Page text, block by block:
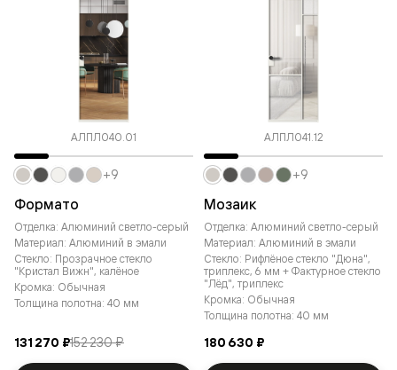
АЛПЛ040.01
Формато
Отделка: Алюминий светло-серый
Материал: Алюминий в эмали
Стекло: Прозрачное стекло
"Кристал Вижн", калёное
Кромка: Обычная
Толщина полотна: 40 мм
131 270 ₽152 230 ₽
+9
АЛПЛ041.12
Мозаик
Отделка: Алюминий светло-серый
Материал: Алюминий в эмали
Стекло: Рифлёное стекло "Дюна",
триплекс, 6 мм + Фактурное стекло
"Лёд", триплекс
Кромка: Обычная
Толщина полотна: 40 мм
180 630 ₽
+9